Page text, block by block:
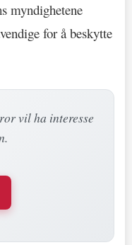
myndighetene
for å beskytte
vil ha interesse